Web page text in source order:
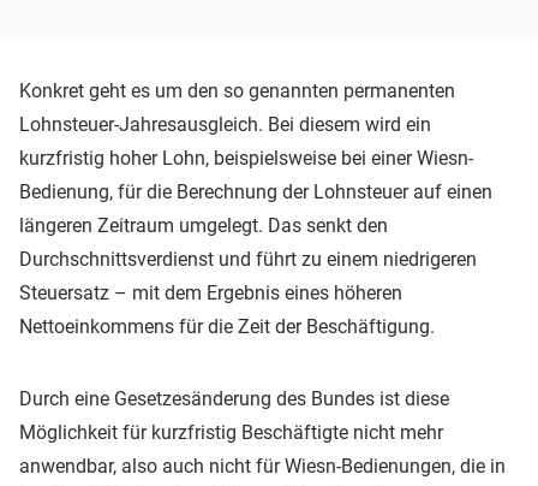
Konkret geht es um den so genannten permanenten
Lohnsteuer-Jahresausgleich. Bei diesem wird ein
kurzfristig hoher Lohn, beispielsweise bei einer Wiesn-
Bedienung, für die Berechnung der Lohnsteuer auf einen
längeren Zeitraum umgelegt. Das senkt den
Durchschnittsverdienst und führt zu einem niedrigeren
Steuersatz – mit dem Ergebnis eines höheren
Nettoeinkommens für die Zeit der Beschäftigung.
Durch eine Gesetzesänderung des Bundes ist diese
Möglichkeit für kurzfristig Beschäftigte nicht mehr
anwendbar, also auch nicht für Wiesn-Bedienungen, die in